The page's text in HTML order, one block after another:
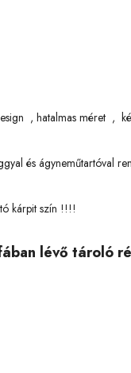
, hatalmas méret ,
és ágyneműtartóval
kárpit szín !!!!
lévő tároló